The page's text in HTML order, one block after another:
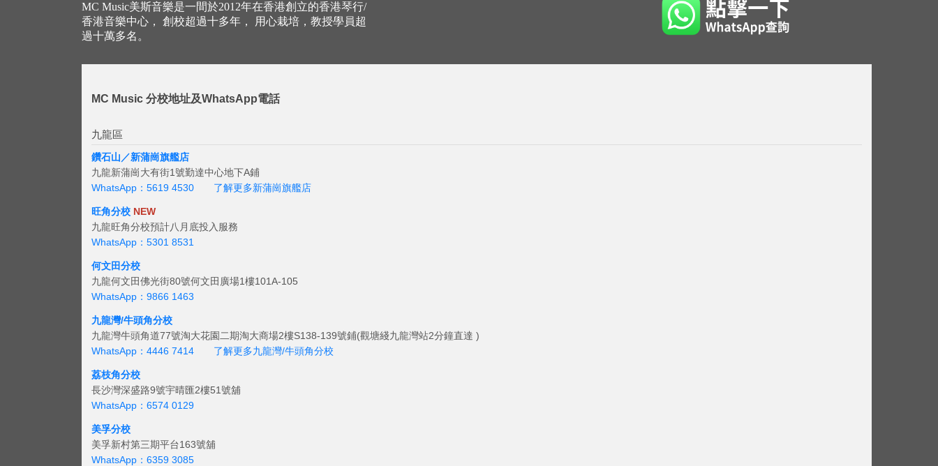
MC Music美斯音樂是一間於2012年在香港創立的香港琴行/
香港音樂中心， 創校超過十多年， 用心栽培，教授學員超
過十萬多名。
MC Music 分校地址及WhatsApp電話
九龍區
鑽石山／新蒲崗旗艦店
九龍新蒲崗大有街1號勤達中心地下A鋪
WhatsApp：5619 4530
了解更多新蒲崗旗艦店
旺角分校 NEW
九龍旺角分校預計八月底投入服務
WhatsApp：5301 8531
何文田分校
九龍何文田佛光街80號何文田廣場1樓101A-105
WhatsApp：9866 1463
九龍灣/牛頭角分校
九龍灣牛頭角道77號淘大花園二期淘大商場2樓S138-139號鋪(觀塘綫九龍灣站2分鐘直達 )
WhatsApp：4446 7414
了解更多九龍灣/牛頭角分校
荔枝角分校
長沙灣深盛路9號宇晴匯2樓51號舖
WhatsApp：6574 0129
美孚分校
美孚新村第三期平台163號舖
WhatsApp：6359 3085